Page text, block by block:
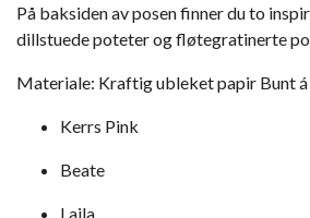
På baksiden av posen finner du to
dillstuede poteter og fløtegratinerte
Materiale: Kraftig ubleket papir Bunt
Kerrs Pink
Beate
Laila